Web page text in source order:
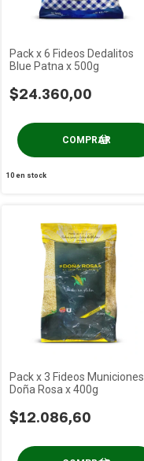
Pack x 6 Fideos Dedalitos
Blue Patna x 500g
$24.360,00
10 en stock
Pack x 3 Fideos Municiones
Doña Rosa x 400g
$12.086,60